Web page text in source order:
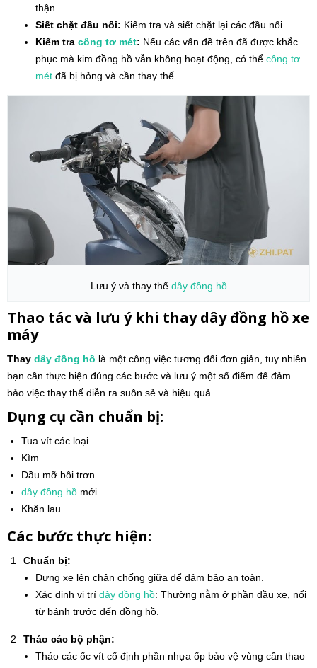
thận.
Siết chặt đầu nối: Kiểm tra và siết chặt lại các đầu nối.
Kiểm tra công tơ mét: Nếu các vấn đề trên đã được khắc
phục mà kim đồng hồ vẫn không hoạt động, có thể công tơ
mét đã bị hỏng và cần thay thế.
Lưu ý và thay thế dây đồng hồ
Thao tác và lưu ý khi thay dây đồng hồ xe
máy
Thay dây đồng hồ là một công việc tương đối đơn giản, tuy nhiên
bạn cần thực hiện đúng các bước và lưu ý một số điểm để đảm
bảo việc thay thế diễn ra suôn sẻ và hiệu quả.
Dụng cụ cần chuẩn bị:
Tua vít các loại
Kìm
Dầu mỡ bôi trơn
dây đồng hồ mới
Khăn lau
Các bước thực hiện:
Chuẩn bị:
Dựng xe lên chân chống giữa để đảm bảo an toàn.
Xác định vị trí dây đồng hồ: Thường nằm ở phần đầu xe, nối
từ bánh trước đến đồng hồ.
Tháo các bộ phận:
Tháo các ốc vít cố định phần nhựa ốp bảo vệ vùng cần thao